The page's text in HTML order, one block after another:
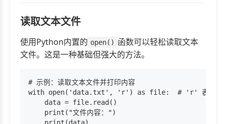
读取文本文件
使用Python内置的 open() 函数可以轻松读取文本
文件。这是一种基础但强大的方法。
# 示例：读取文本文件并打印内容
with open('data.txt', 'r') as file:  # 'r' 表示读取
    data = file.read()
    print("文件内容：")